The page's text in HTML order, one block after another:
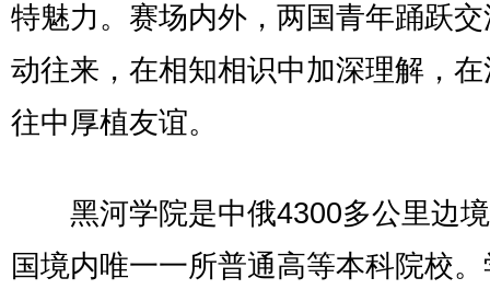
特魅力。赛场内外，两国青年踊跃
动往来，在相知相识中加深理解，
往中厚植友谊。
黑河学院是中俄4300多公里边
国境内唯一一所普通高等本科院校